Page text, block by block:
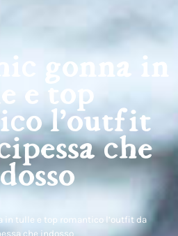
gonna in
e top
l’outfit
che
in tulle e top romantico l’outfit da
che indosso